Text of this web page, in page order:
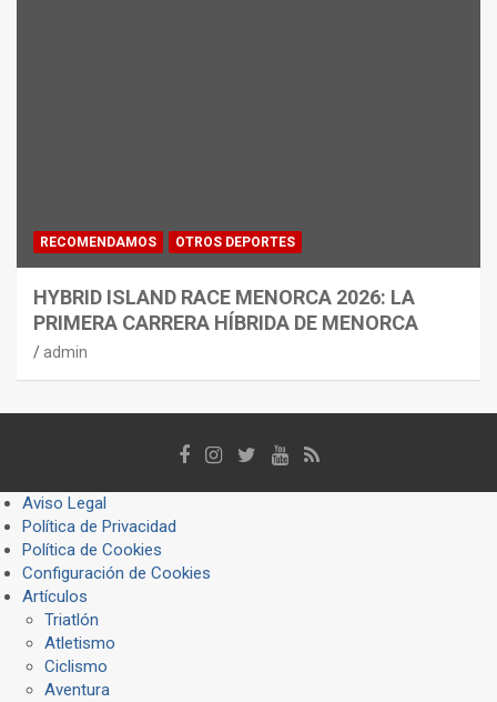
RECOMENDAMOS OTROS DEPORTES
HYBRID ISLAND RACE MENORCA 2026: LA
PRIMERA CARRERA HÍBRIDA DE MENORCA
admin
Aviso Legal
Política de Privacidad
Política de Cookies
Configuración de Cookies
Artículos
Triatlón
Atletismo
Ciclismo
Aventura